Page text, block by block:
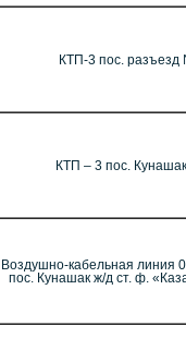
КТП-3 пос.
КТП – 3 пос.
Воздушно-кабельная линия
пос. Кунашак ж/д ст. ф.